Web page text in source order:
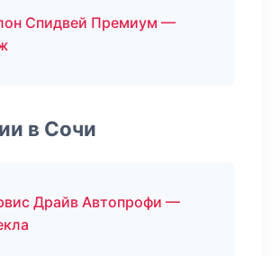
Спидвей Премиум —
в Сочи
Драйв Автопрофи —